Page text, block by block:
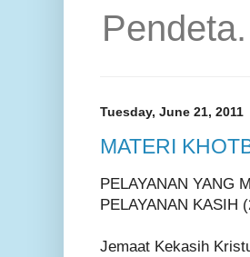
Tuesday, June 21, 2011
MATERI
PELAYANAN YANG
PELAYANAN KASIH
Jemaat Kekasih